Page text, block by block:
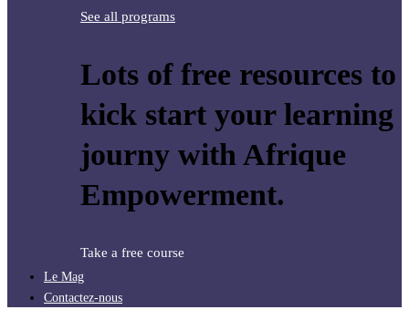
See all programs
Lots of free resources to
kick start your learning
journy with Afrique
Empowerment.
Take a free course
Le Mag
Contactez-nous